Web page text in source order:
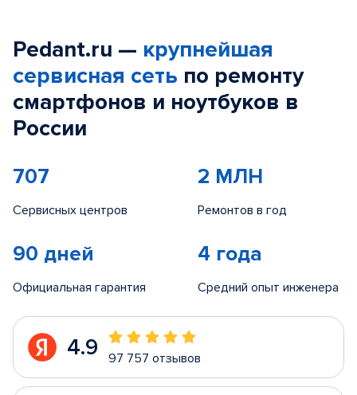
Pedant.ru — крупнейшая
сервисная сеть по ремонту
смартфонов и ноутбуков в
России
707
Сервисных центров
2 МЛН
Ремонтов в год
90 дней
Официальная гарантия
4 года
Средний опыт инженера
4.9 97 757 отзывов